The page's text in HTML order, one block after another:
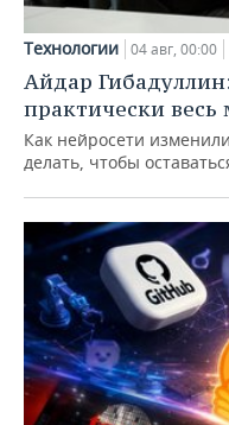
Технологии 04 авг, 00:00
Айдар
практически
Как нейросети
делать, чтобы